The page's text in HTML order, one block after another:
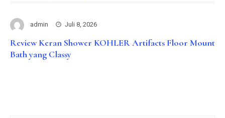
admin Juli 8, 2026
Review Keran Shower KOHLER Artifacts Floor Mount
Bath yang Classy